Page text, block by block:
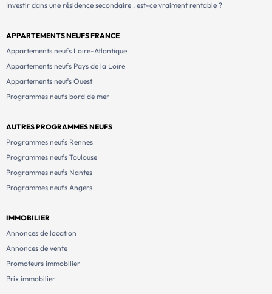
Investir dans une résidence secondaire : est-ce vraiment rentable ?
APPARTEMENTS NEUFS FRANCE
Appartements neufs Loire-Atlantique
Appartements neufs Pays de la Loire
Appartements neufs Ouest
Programmes neufs bord de mer
AUTRES PROGRAMMES NEUFS
Programmes neufs Rennes
Programmes neufs Toulouse
Programmes neufs Nantes
Programmes neufs Angers
IMMOBILIER
Annonces de location
Annonces de vente
Promoteurs immobilier
Prix immobilier